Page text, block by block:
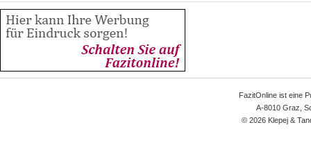
FazitOnline ist eine
A-8010 Graz,
© 2026 Klepej &